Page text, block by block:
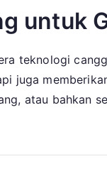
untuk
teknologi
juga
atau bahkan